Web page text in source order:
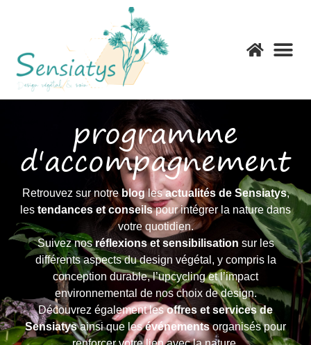
programme
d'accompagnement
Retrouvez sur notre bloglesactualités de Sensiatys,
les tendances et conseilspour intégrer la nature dans
votre quotidien.
Suivez nosréflexions et sensibilisation sur les
différents aspects du design végétal, y compris la
conception durable, l’upcycling et l’impact
environnemental de nos choix de design.
Découvrez également lesoffres et services de
Sensiatysainsi que lesévénementsorganisés pour